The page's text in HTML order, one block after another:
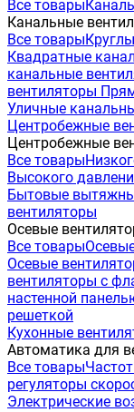
Все товары
Канальные
Все товары
Квадратные
канальные
вентиляторы
Уличные
Центробежные
Центробежные
Все товары
Высокого
Бытовые
вентиляторы
Осевые
Все товары
Осевые
вентиляторы с
настенной
решеткой
Кухонные
Автоматика для
Все товары
регуляторы
Электрические